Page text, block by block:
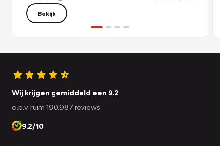
Bekijk
Wij krijgen gemiddeld een 9.2
o.b.v. ruim 190.987 reviews
9.2/10